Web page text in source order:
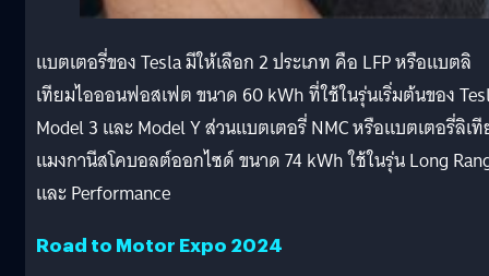
แบตเตอรี่ของ Tesla มีให้เลือก 2 ประเภท คือ LFP หรือแบตลิ
เทียมไอออนฟอสเฟต ขนาด 60 kWh ที่ใช้ในรุ่นเริ่มต้นของ
Model 3 และ Model Y ส่วนแบตเตอรี่ NMC หรือแบตเตอรี่ลิเ
แมงกานีสโคบอลต์ออกไซด์ ขนาด 74 kWh ใช้ในรุ่น Long
และ Performance
Road to Motor Expo 2024